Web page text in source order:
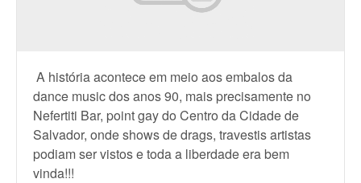
A história acontece em meio aos embalos da
dance music dos anos 90, mais precisamente no
Nefertiti Bar, point gay do Centro da Cidade de
Salvador, onde shows de drags, travestis artistas
podiam ser vistos e toda a liberdade era bem
vinda!!!